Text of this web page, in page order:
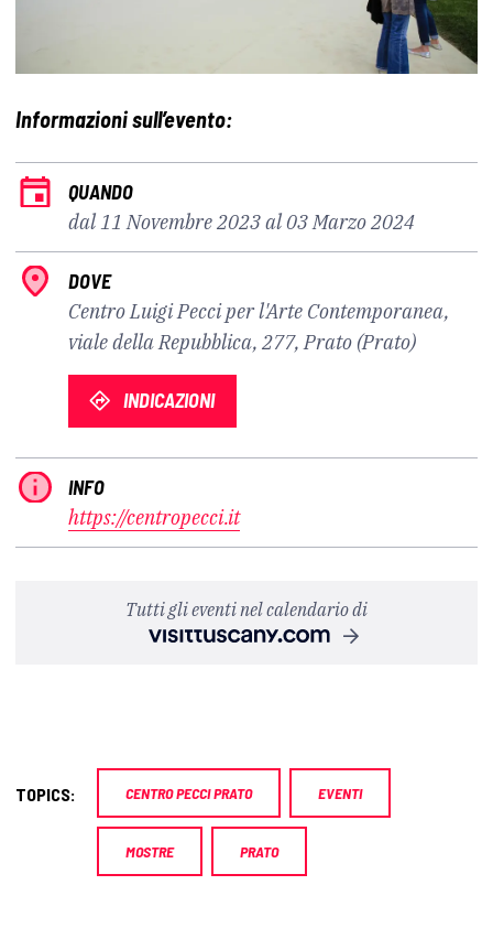
Informazioni sull’evento:
QUANDO
dal 11 Novembre 2023 al 03 Marzo 2024
DOVE
Centro Luigi Pecci per l'Arte Contemporanea,
viale della Repubblica, 277, Prato (Prato)
INDICAZIONI
INFO
https://centropecci.it
Tutti gli eventi nel calendario di
TOPICS: CENTRO PECCI PRATO EVENTI
MOSTRE PRATO